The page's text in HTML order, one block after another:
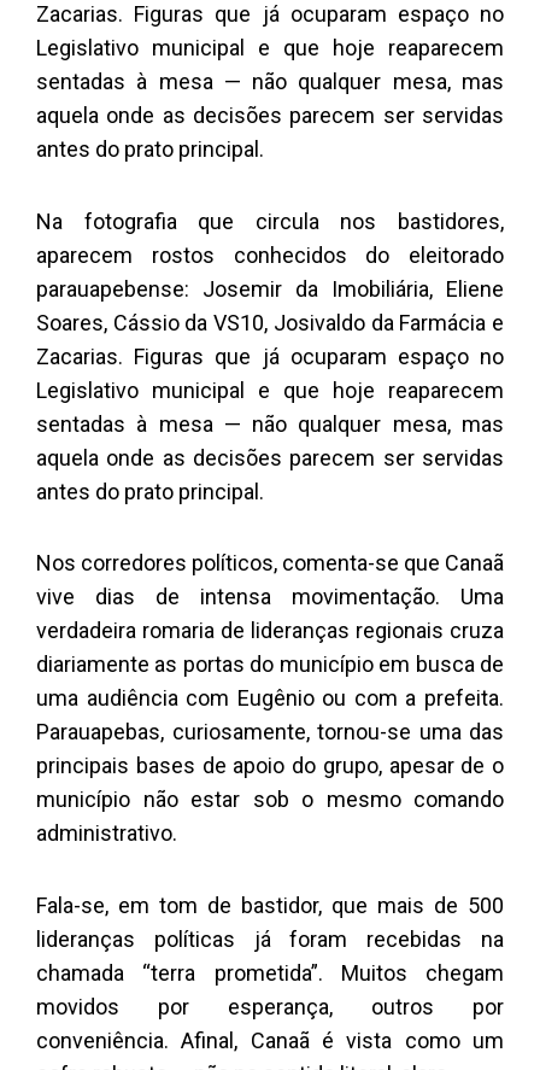
Zacarias. Figuras que já ocuparam espaço no
Legislativo municipal e que hoje reaparecem
sentadas à mesa — não qualquer mesa, mas
aquela onde as decisões parecem ser servidas
antes do prato principal.
Na fotografia que circula nos bastidores,
aparecem rostos conhecidos do eleitorado
parauapebense: Josemir da Imobiliária, Eliene
Soares, Cássio da VS10, Josivaldo da Farmácia e
Zacarias. Figuras que já ocuparam espaço no
Legislativo municipal e que hoje reaparecem
sentadas à mesa — não qualquer mesa, mas
aquela onde as decisões parecem ser servidas
antes do prato principal.
Nos corredores políticos, comenta-se que Canaã
vive dias de intensa movimentação. Uma
verdadeira romaria de lideranças regionais cruza
diariamente as portas do município em busca de
uma audiência com Eugênio ou com a prefeita.
Parauapebas, curiosamente, tornou-se uma das
principais bases de apoio do grupo, apesar de o
município não estar sob o mesmo comando
administrativo.
Fala-se, em tom de bastidor, que mais de 500
lideranças políticas já foram recebidas na
chamada “terra prometida”. Muitos chegam
movidos por esperança, outros por
conveniência. Afinal, Canaã é vista como um